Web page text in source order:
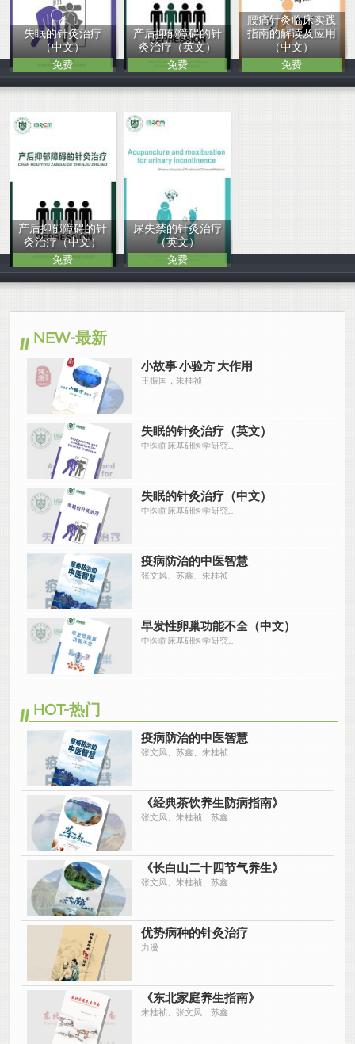
失眠的针灸治疗
（中文）
免费
产后抑郁障碍的针
灸治疗（英文）
免费
腰痛针灸临床实践
指南的解读及应用
（中文）
免费
产后抑郁障碍的针
灸治疗（中文）
中医临床基础医
免费
尿失禁的针灸治疗
（英文）
中医临床基础医
免费
NEW-最新
小故事 小验方 大作用
王振国，朱桂祯
失眠的针灸治疗（英文）
中医临床基础医学研究...
失眠的针灸治疗（中文）
中医临床基础医学研究...
疫病防治的中医智慧
张文风、苏鑫、朱桂祯
早发性卵巢功能不全（中文）
中医临床基础医学研究...
HOT-热门
疫病防治的中医智慧
张文风、苏鑫、朱桂祯
《经典茶饮养生防病指南》
张文风、朱桂祯、苏鑫
《长白山二十四节气养生》
张文风、朱桂祯、苏鑫
优势病种的针灸治疗
力漫
《东北家庭养生指南》
朱桂祯、张文风、苏鑫